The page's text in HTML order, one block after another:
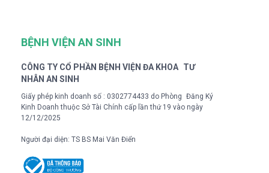
BỆNH VIỆN AN SINH
CÔNG TY CỔ PHẦN BỆNH VIỆN ĐA KHOA TƯ
NHÂN AN SINH
Giấy phép kinh doanh số : 0302774433 do Phòng Đăng Ký
Kinh Doanh thuộc Sở Tài Chính cấp lần thứ 19 vào ngày
12/12/2025
Người đại diện: TS BS Mai Văn Điển